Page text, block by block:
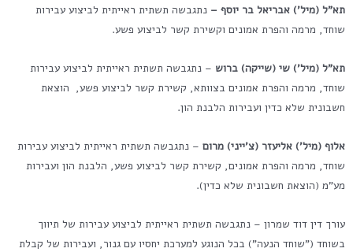
תא"ל (מיל') אבריאל בר יוסף – נתגבשה תשתית ראייתית לביצוע עבירות
שוחד, מרמה והפרת אמונים וקשירת קשר לביצוע פשע.
תא"ל (מיל') שי (שייקה) ברוש – נתגבשה תשתית ראייתית לביצוע עבירות
שוחד, מרמה והפרת אמונים בצוותא, קשירת קשר לביצוע פשע, הוצאת
חשבונית שלא כדין ועבירות הלבנת הון.
אלוף (מיל') אליעזר (צ'ייני) מרום – נתגבשה תשתית ראייתית לביצוע עבירות
שוחד, מרמה והפרת אמונים, קשירת קשר לביצוע פשע, הלבנת הון ועבירות
מע"מ (הוצאת חשבונית שלא כדין).
עורך דין דוד שמרון – נתגבשה תשתית ראייתית לביצוע עבירות של תיווך
בשוחד ("שוחד הנעה") בכל הנוגע למערכת יחסיו עם גנור, ועבירות של קבלת